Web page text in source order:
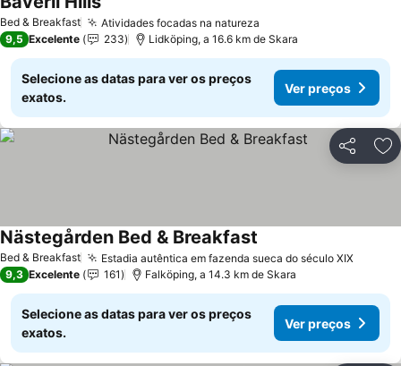
Bed & Breakfast Atividades focadas na natureza
Ver preços
9,5 Excelente 233 Lidköping, a 16.6 km de Skara
Selecione as datas para ver os preços
exatos.
Ver preços
Partilhar
Bed & Breakfast Estadia autêntica em fazenda sueca do século XIXVer
Nästegården Bed & Breakfast
9,3 Excelente 161 Falköping, a 14.3 km de Skara
Selecione as datas para ver os preços
exatos.
Ver preços